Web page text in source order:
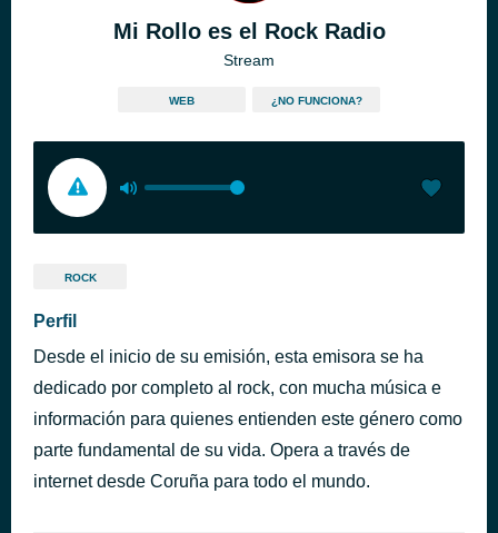
Mi Rollo es el Rock Radio
Stream
WEB ¿NO FUNCIONA?
ROCK
Perfil
Desde el inicio de su emisión, esta emisora se ha
dedicado por completo al rock, con mucha música e
información para quienes entienden este género como
parte fundamental de su vida. Opera a través de
internet desde Coruña para todo el mundo.